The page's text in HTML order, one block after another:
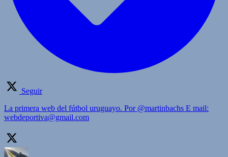
Seguir
La primera web del fútbol uruguayo. Por @martinbachs E mail:
webdeportiva@gmail.com